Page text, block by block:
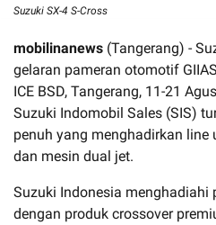
Suzuki SX-4 S-Cross
mobilinanews (Tangerang) -
gelaran pameran otomotif
ICE BSD, Tangerang, 11-21
Suzuki Indomobil Sales (SIS)
penuh yang menghadirkan line
dan mesin dual jet.
Suzuki Indonesia menghadiahi
dengan produk crossover